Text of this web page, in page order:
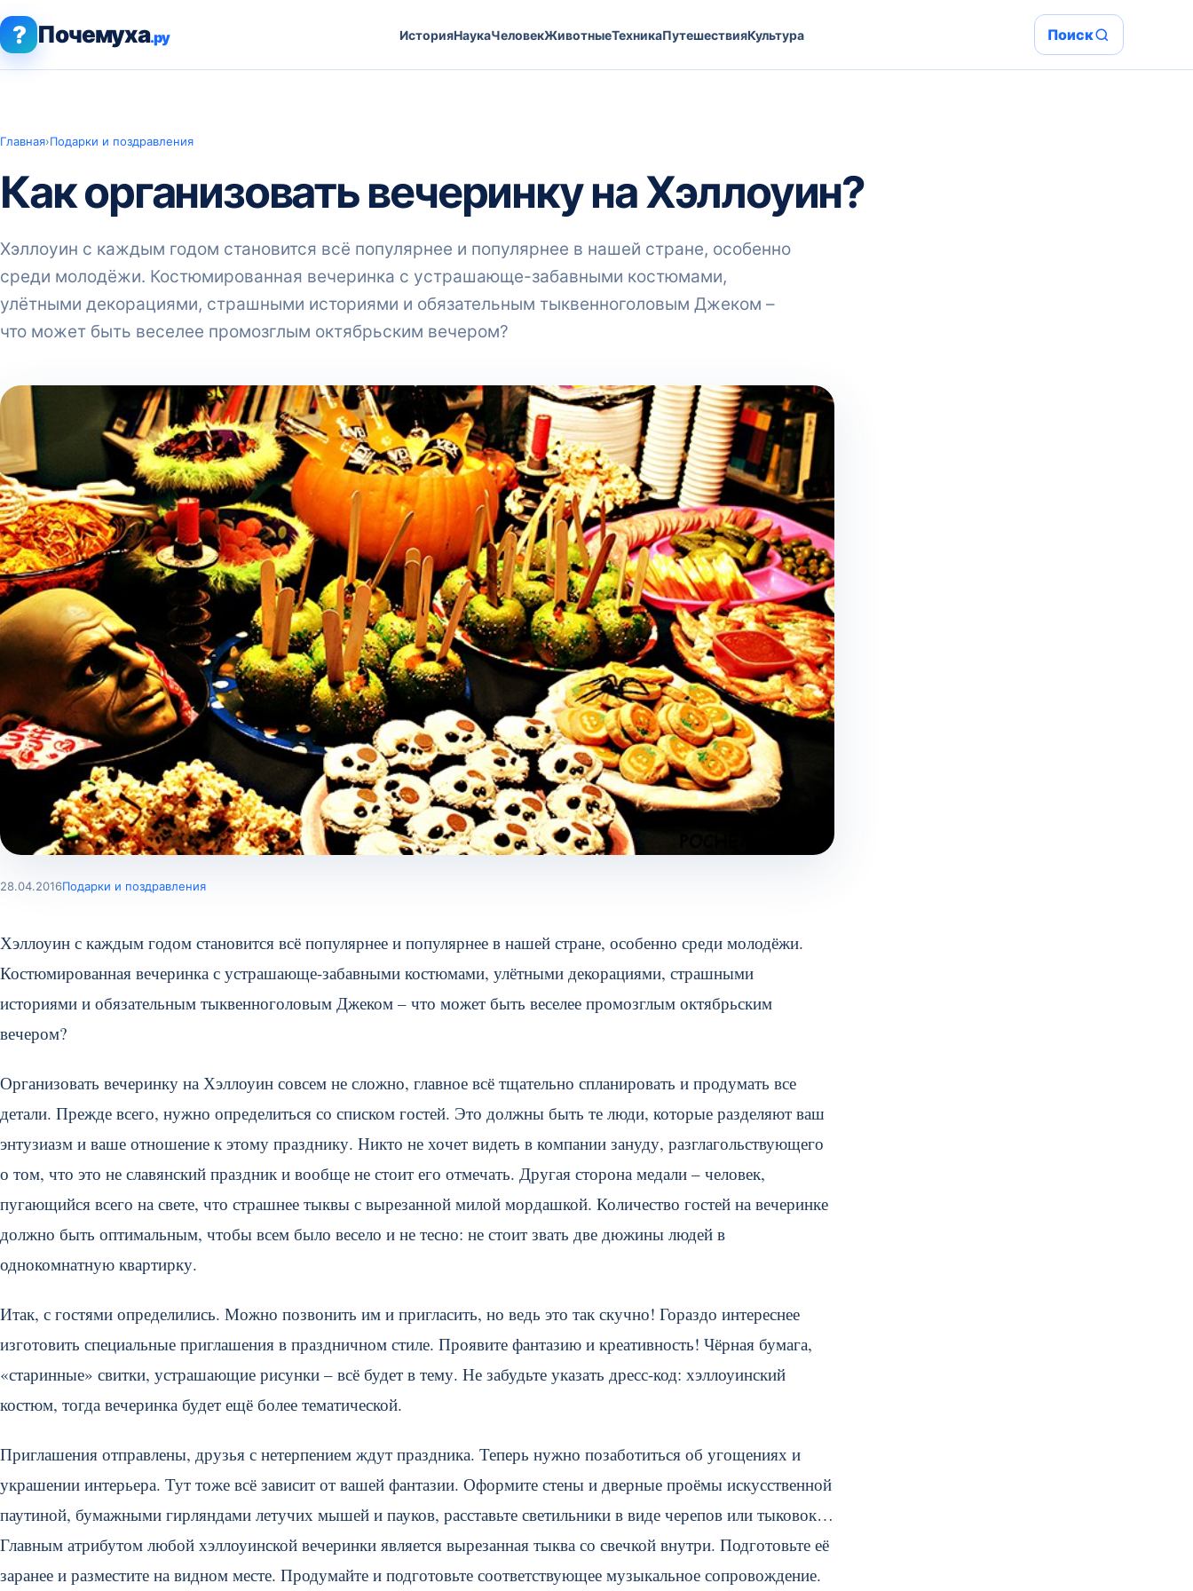
? Почемуха.ру ИсторияНаукаЧеловекЖивотныеТехникаПутешествияКультура Поиск
Главная›Подарки и поздравления
Как организовать вечеринку на Хэллоуин?
Хэллоуин с каждым годом становится всё популярнее и популярнее в нашей стране, особенно
среди молодёжи. Костюмированная вечеринка с устрашающе-забавными костюмами,
улётными декорациями, страшными историями и обязательным тыквенноголовым Джеком –
что может быть веселее промозглым октябрьским вечером?
28.04.2016Подарки и поздравления
Хэллоуин с каждым годом становится всё популярнее и популярнее в нашей стране, особенно среди молодёжи.
Костюмированная вечеринка с устрашающе-забавными костюмами, улётными декорациями, страшными
историями и обязательным тыквенноголовым Джеком – что может быть веселее промозглым октябрьским
вечером?
Организовать вечеринку на Хэллоуин совсем не сложно, главное всё тщательно спланировать и продумать все
детали. Прежде всего, нужно определиться со списком гостей. Это должны быть те люди, которые разделяют ваш
энтузиазм и ваше отношение к этому празднику. Никто не хочет видеть в компании зануду, разглагольствующего
о том, что это не славянский праздник и вообще не стоит его отмечать. Другая сторона медали – человек,
пугающийся всего на свете, что страшнее тыквы с вырезанной милой мордашкой. Количество гостей на вечеринке
должно быть оптимальным, чтобы всем было весело и не тесно: не стоит звать две дюжины людей в
однокомнатную квартирку.
Итак, с гостями определились. Можно позвонить им и пригласить, но ведь это так скучно! Гораздо интереснее
изготовить специальные приглашения в праздничном стиле. Проявите фантазию и креативность! Чёрная бумага,
«старинные» свитки, устрашающие рисунки – всё будет в тему. Не забудьте указать дресс-код: хэллоуинский
костюм, тогда вечеринка будет ещё более тематической.
Приглашения отправлены, друзья с нетерпением ждут праздника. Теперь нужно позаботиться об угощениях и
украшении интерьера. Тут тоже всё зависит от вашей фантазии. Оформите стены и дверные проёмы искусственной
паутиной, бумажными гирляндами летучих мышей и пауков, расставьте светильники в виде черепов или тыковок…
Главным атрибутом любой хэллоуинской вечеринки является вырезанная тыква со свечкой внутри. Подготовьте её
заранее и разместите на видном месте. Продумайте и подготовьте соответствующее музыкальное сопровождение.